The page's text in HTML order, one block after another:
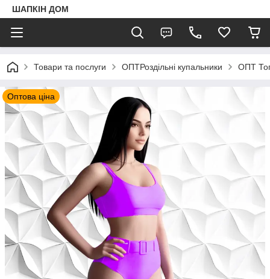
ШАПКIН ДОМ
Товари та послуги ОПТРоздільні купальники ОПТ
Оптова ціна